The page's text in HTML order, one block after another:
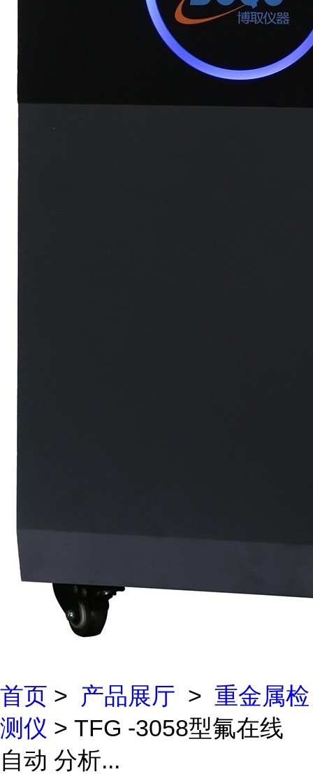
首页 > 产品展厅 > 重金属检
测仪 > TFG -3058型氟在线
自动 分析...